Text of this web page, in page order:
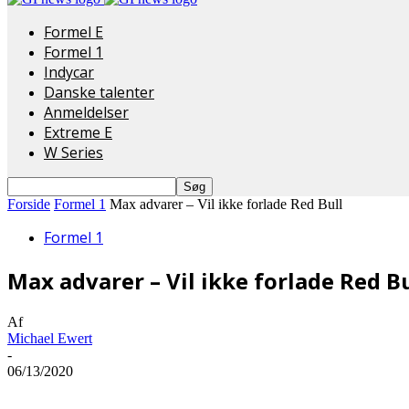
Formel E
Formel 1
Indycar
Danske talenter
Anmeldelser
Extreme E
W Series
Forside Formel 1 Max advarer – Vil ikke forlade Red Bull
Formel 1
Max advarer – Vil ikke forlade Red
Af
Michael Ewert
-
06/13/2020